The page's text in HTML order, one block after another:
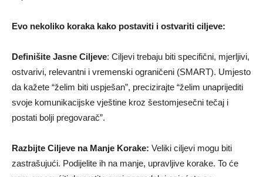
Evo nekoliko koraka kako postaviti i ostvariti ciljeve:
Definišite Jasne Ciljeve: Ciljevi trebaju biti specifični, mjerljivi,
ostvarivi, relevantni i vremenski ograničeni (SMART). Umjesto
da kažete “želim biti uspješan”, precizirajte “želim unaprijediti
svoje komunikacijske vještine kroz šestomjesečni tečaj i
postati bolji pregovarač”.
Razbijte Ciljeve na Manje Korake: Veliki ciljevi mogu biti
zastrašujući. Podijelite ih na manje, upravljive korake. To će